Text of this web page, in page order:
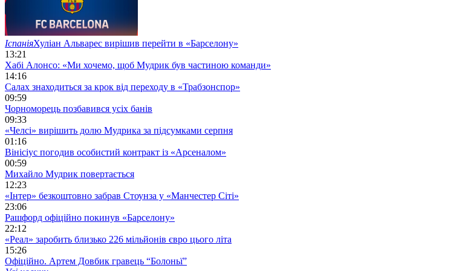
ІспаніяХуліан Альварес вирішив перейти в «Барселону»
13:21
Хабі Алонсо: «Ми хочемо, щоб Мудрик був частиною команди»
14:16
Салах знаходиться за крок від переходу в «Трабзонспор»
09:59
Чорноморець позбавився усіх банів
09:33
«Челсі» вирішить долю Мудрика за підсумками серпня
01:16
Вінісіус погодив особистий контракт із «Арсеналом»
00:59
Михайло Мудрик повертається
12:23
«Інтер» безкоштовно забрав Стоунза у «Манчестер Сіті»
23:06
Рашфорд офіційно покинув «Барселону»
22:12
«Реал» заробить близько 226 мільйонів євро цього літа
15:26
Офіційно. Артем Довбик гравець “Болоньї”